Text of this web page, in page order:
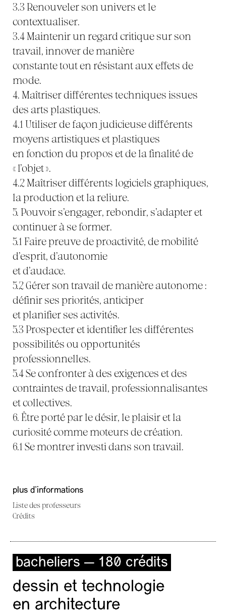
3.3 Renouveler son univers et le
contextualiser.
3.4 Maintenir un regard critique sur son
travail, innover de manière
constante tout en résistant aux effets de
mode.
4. Maîtriser différentes techniques issues
des arts plastiques.
4.1 Utiliser de façon judicieuse différents
moyens artistiques et plastiques
en fonction du propos et de la finalité de
« l’objet ».
4.2 Maîtriser différents logiciels graphiques,
la production et la reliure.
5. Pouvoir s’engager, rebondir, s’adapter et
continuer à se former.
5.1 Faire preuve de proactivité, de mobilité
d’esprit, d’autonomie
et d’audace.
5.2 Gérer son travail de manière autonome :
définir ses priorités, anticiper
et planifier ses activités.
5.3 Prospecter et identifier les différentes
possibilités ou opportunités
professionnelles.
5.4 Se confronter à des exigences et des
contraintes de travail, professionnalisantes
et collectives.
6. Être porté par le désir, le plaisir et la
curiosité comme moteurs de création.
6.1 Se montrer investi dans son travail.
plus d'informations
Liste des professeurs
Crédits
bacheliers — 180 crédits
dessin et technologie
en architecture